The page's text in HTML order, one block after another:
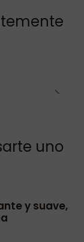
uno
y suave,